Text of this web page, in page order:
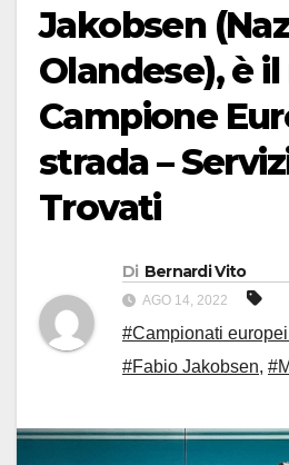
Jakobsen
Olandese), è
Campione
strada –
Trovati
Di Bernardi Vito
AGO 14, 2022
#Campionati
#Fabio Jakobsen,